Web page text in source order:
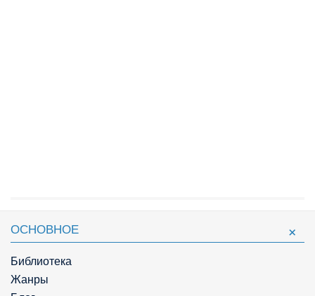
ОСНОВНОЕ
Библиотека
Жанры